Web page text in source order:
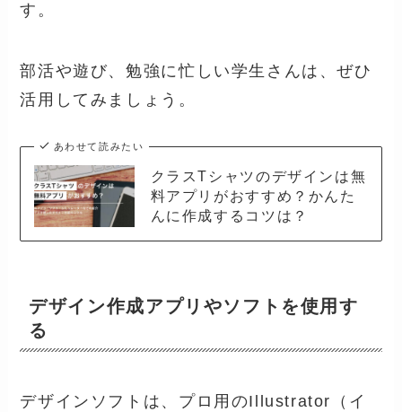
す。
部活や遊び、勉強に忙しい学生さんは、ぜひ
活用してみましょう。
あわせて読みたい
クラスTシャツのデザインは無
料アプリがおすすめ？かんた
んに作成するコツは？
デザイン作成アプリやソフトを使用す
る
デザインソフトは、プロ用のIllustrator（イ